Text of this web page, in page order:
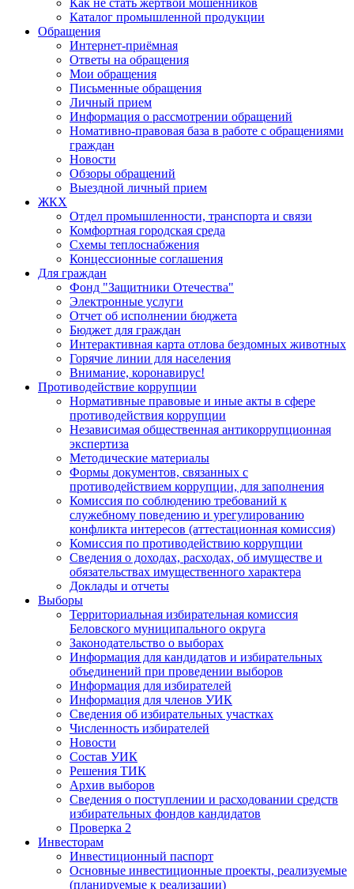
Как не стать жертвой мошенников
Каталог промышленной продукции
Обращения
Интернет-приёмная
Ответы на обращения
Мои обращения
Письменные обращения
Личный прием
Информация о рассмотрении обращений
Номативно-правовая база в работе с обращениями
граждан
Новости
Обзоры обращений
Выездной личный прием
ЖКХ
Отдел промышленности, транспорта и связи
Комфортная городская среда
Схемы теплоснабжения
Концессионные соглашения
Для граждан
Фонд "Защитники Отечества"
Электронные услуги
Отчет об исполнении бюджета
Бюджет для граждан
Интерактивная карта отлова бездомных животных
Горячие линии для населения
Внимание, коронавирус!
Противодействие коррупции
Нормативные правовые и иные акты в сфере
противодействия коррупции
Независимая общественная антикоррупционная
экспертиза
Методические материалы
Формы документов, связанных с
противодействием коррупции, для заполнения
Комиссия по соблюдению требований к
служебному поведению и урегулированию
конфликта интересов (аттестационная комиссия)
Комиссия по противодействию коррупции
Сведения о доходах, расходах, об имуществе и
обязательствах имущественного характера
Доклады и отчеты
Выборы
Территориальная избирательная комиссия
Беловского муниципального округа
Законодательство о выборах
Информация для кандидатов и избирательных
объединений при проведении выборов
Информация для избирателей
Информация для членов УИК
Сведения об избирательных участках
Численность избирателей
Новости
Состав УИК
Решения ТИК
Архив выборов
Сведения о поступлении и расходовании средств
избирательных фондов кандидатов
Проверка 2
Инвесторам
Инвестиционный паспорт
Основные инвестиционные проекты, реализуемые
(планируемые к реализации)